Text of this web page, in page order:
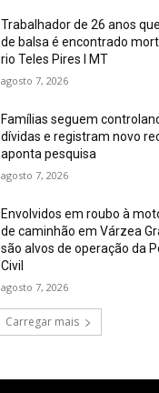
Trabalhador de 26 anos
de balsa é encontrado
rio Teles Pires I MT
agosto 7, 2026
Famílias seguem
dívidas e registram novo
aponta pesquisa
agosto 7, 2026
Envolvidos em roubo à
de caminhão em Várzea
são alvos de operação da
Civil
agosto 7, 2026
Carregar mais